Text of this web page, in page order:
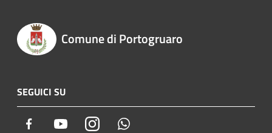
Comune di Portogruaro
SEGUICI SU
Facebook YoutubeInstagram